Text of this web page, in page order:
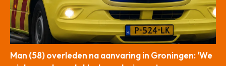
Man (58) overleden na aanvaring in Groningen: ‘We